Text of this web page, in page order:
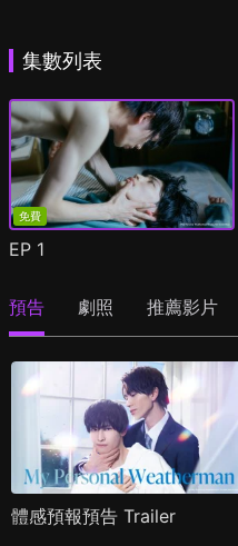
集數列表
免費
EP 1
預告 劇照 推薦影片
體感預報預告 Trailer